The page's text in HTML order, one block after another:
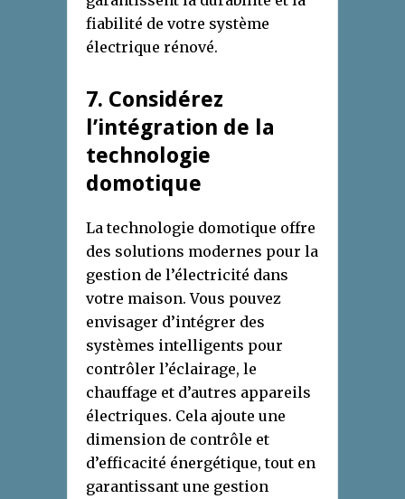
fiabilité de votre système
électrique rénové.
7. Considérez
l’intégration de la
technologie
d omotique
La technologie domotique offre
des solutions modernes pour la
gestion de l’électricité dans
votre maison. Vous pouvez
envisager d’intégrer des
systèmes intelligents pour
contrôler l’éclairage, le
chauffage et d’autres appareils
électriques. Cela ajoute une
dimension de contrôle et
d’efficacité énergétique, tout en
garantissant une gestion